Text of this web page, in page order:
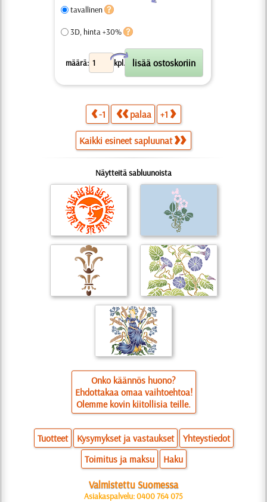
tavallinen
3D, hinta +30%
määrä: kpl.
X
-1 palaa +1
Kaikki esineet sapluunat
Näytteitä sabluunoista
Onko käännös huono?
Ehdottakaa omaa vaihtoehtoa!
Olemme kovin kiitollisia teille.
Tuotteet Kysymykset ja vastaukset
Yhteystiedot
Toimitus ja maksu
Haku
Valmistettu Suomessa
Asiakaspalvelu: 0400 764 075